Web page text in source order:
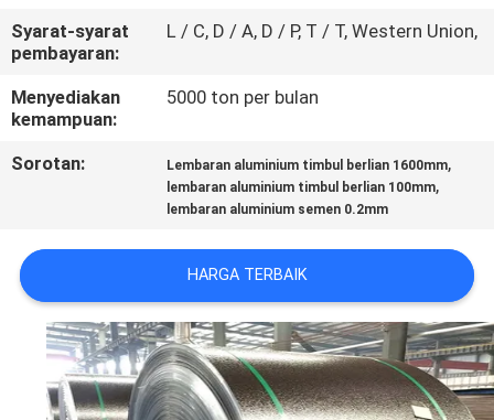
BERITA
KASUS
PERMINTAAN
PENAWARAN
SITEMAP
KEBIJAKAN
PRIVASI
Syarat-syarat
pembayaran:
L / C, D / A, D / P, T / T, Western Union,
Menyediakan
kemampuan:
5000 ton per bulan
Sorotan: Lembaran aluminium timbul berlian 1600mm,
lembaran aluminium timbul berlian 100mm,
lembaran aluminium semen 0.2mm
HARGA TERBAIK